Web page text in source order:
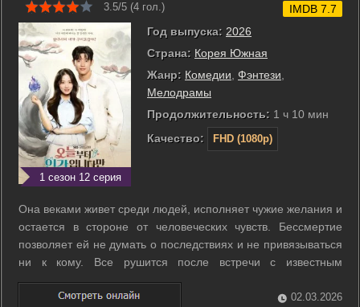
3.5/5 (4 гол.)
1 сезон 12 серия
Год выпуска: 2026
Страна: Корея Южная
Жанр: Комедии Фэнтези
Мелодрамы
Продолжительность: 1 ч 10 мин
Качество:
FHD (1080p)
IMDB 7.7
Она веками живет среди людей, исполняет чужие желания и
остается в стороне от человеческих чувств. Бессмертие
позволяет ей не думать о последствиях и не привязываться
ни к кому. Все рушится после встречи с известным
спортсменом, который отчаянно хочет изменить свою
судьбу. Один неверный выбор лишает ее прежней силы и
02.03.2026